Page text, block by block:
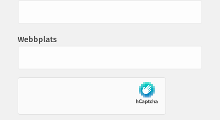
Webbplats